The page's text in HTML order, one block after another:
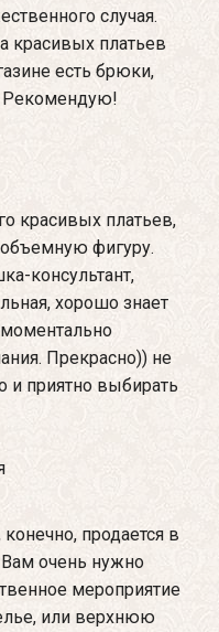
случая.
красивых платьев
есть брюки,
Рекомендую!
красивых платьев,
объемную фигуру.
консультант,
хорошо знает
Прекрасно)) не
и приятно выбирать
продается в
очень нужно
мероприятие
или верхнюю